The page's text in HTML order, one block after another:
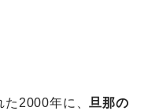
た2000年に、旦那の